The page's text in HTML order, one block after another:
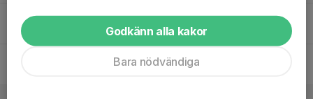
Tor
18:00
Träning
Godkänn alla kakor
Bara nödvändiga